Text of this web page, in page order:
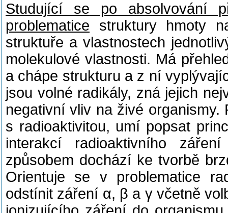
Studující se po absolvování
problematice struktury hmoty
struktuře a vlastnostech
molekulové vlastnosti. Má
a chápe strukturu a z ní
jsou volné radikály, zná jejich
negativní vliv na živé
s radioaktivitou, umí popsat
interakcí radioaktivního
způsobem dochází ke tvorbě
Orientuje se v problematice
odstínit záření α, β a γ včetně